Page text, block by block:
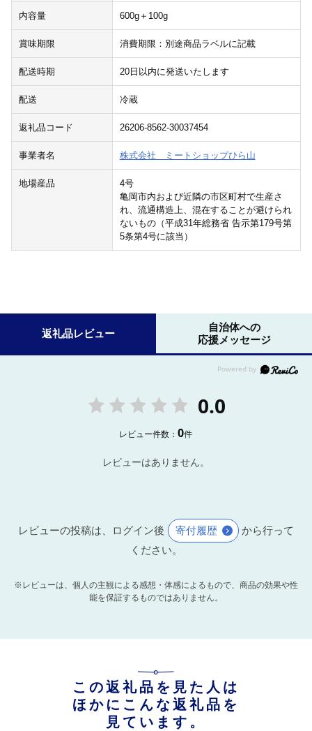
内容量 600g＋100g
賞味期限 消費期限：別途商品ラベルに記載
配送時期 20日以内に発送いたします
配送 冷蔵
返礼品コード 26206-8562-30037454
事業者名 株式会社 ミートショップひら山
地場産品
4号
亀岡市内および近隣の市区町村で生産さ
れ、流通構造上、混在することが避けられ
ないもの（平成31年総務省 告示第179号第
5条第4号に該当）
返礼品レビュー
自治体への
応援メッセージ
0.0
レビュー件数：0件
レビューはありません。
レビューの投稿は、ログイン後 寄付履歴
から行って
ください。
※レビューは、個人の主観による感想・体感によるもので、商品の効果や性
能を保証するものではありません。
この返礼品を見た人は
ほかにこんな返礼品を
見ています。